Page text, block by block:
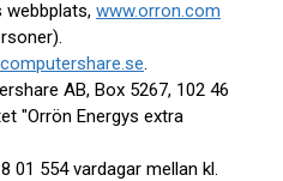
webbplats, www.orron.com
.
AB, Box 5267, 102 46
"Orrön Energys extra
01 554 vardagar mellan kl.